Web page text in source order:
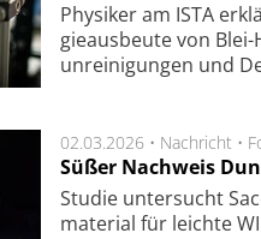
Physiker am ISTA
gie­aus­beu­te von
unrei­ni­gung­en und
02.03.2026 • Nachricht •
Süßer Nachweis
Studie unter­sucht
ma­te­rial für leich­te